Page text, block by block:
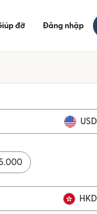
đỡ Đăng nhập
USD
HKD